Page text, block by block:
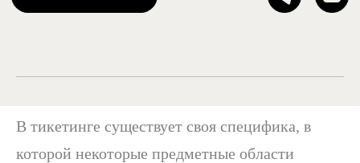
В тикетинге существует своя специфика, в
которой некоторые предметные области